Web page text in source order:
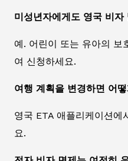
미성년자에게도 영국 비
예. 어린이 또는 유아의 보
여 신청하세요.
여행 계획을 변경하면 어
영국 ETA 애플리케이션에
요.